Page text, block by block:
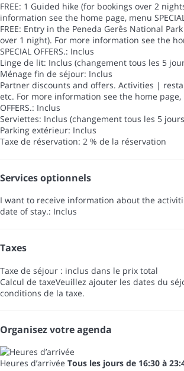
FREE: 1 Guided hike (for bookings over 2
information see the home page, menu
FREE: Entry in the Peneda Gerês National
over 1 night). For more information see the
SPECIAL OFFERS.: Inclus
Linge de lit: Inclus (changement tous les 5
Ménage fin de séjour: Inclus
Partner discounts and offers. Activities |
etc. For more information see the home page,
OFFERS.: Inclus
Serviettes: Inclus (changement tous les 5
Parking extérieur: Inclus
Taxe de réservation: 2 % de la réservation
Services optionnels
I want to receive information about the
date of stay.: Inclus
Taxes
Taxe de séjour : inclus dans le prix total
Calcul de taxeVeuillez ajouter les dates du
conditions de la taxe.
Organisez votre agenda
Heures d’arrivée Tous les jours de 16:30 à